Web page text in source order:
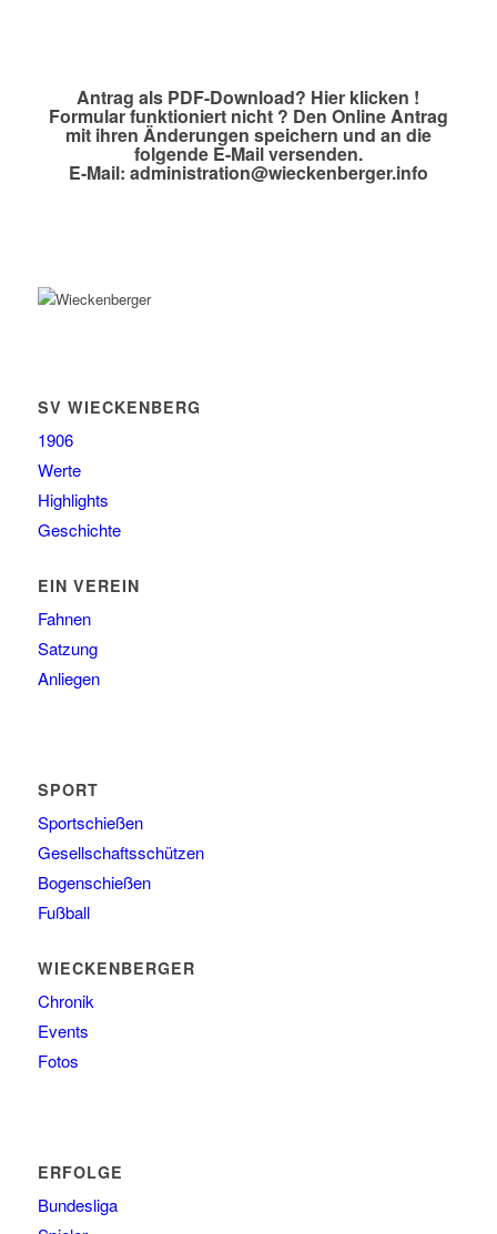
Antrag als PDF-Download? Hier klicken !
Formular funktioniert nicht ? Den Online Antrag
mit ihren Änderungen speichern und an die
folgende E-Mail versenden.
E-Mail: administration@wieckenberger.info
SV WIECKENBERG
1906
Werte
Highlights
Geschichte
EIN VEREIN
Fahnen
Satzung
Anliegen
SPORT
Sportschießen
Gesellschaftsschützen
Bogenschießen
Fußball
WIECKENBERGER
Chronik
Events
Fotos
ERFOLGE
Bundesliga